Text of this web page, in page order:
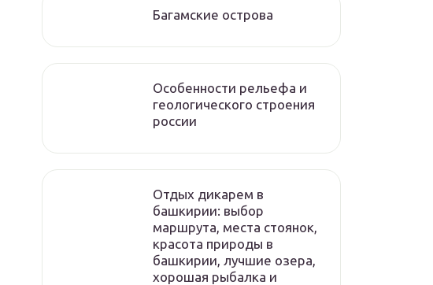
Багамские острова
Особенности рельефа и
геологического строения
россии
Отдых дикарем в
башкирии: выбор
маршрута, места стоянок,
красота природы в
башкирии, лучшие озера,
хорошая рыбалка и